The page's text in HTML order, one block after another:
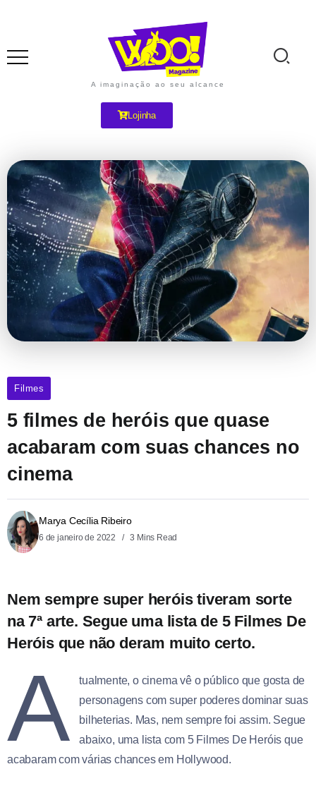
A imaginação ao seu alcance
Lojinha
Filmes
5 filmes de heróis que quase
acabaram com suas chances no
cinema
Marya Cecília Ribeiro
6 de janeiro de 2022 3 Mins Read
Nem sempre super heróis tiveram sorte
na 7ª arte. Segue uma lista de 5 Filmes De
Heróis que não deram muito certo.
A
tualmente, o cinema vê o público que gosta de
personagens com super poderes dominar suas
bilheterias. Mas, nem sempre foi assim. Segue
abaixo, uma lista com 5 Filmes De Heróis que
acabaram com várias chances em Hollywood.